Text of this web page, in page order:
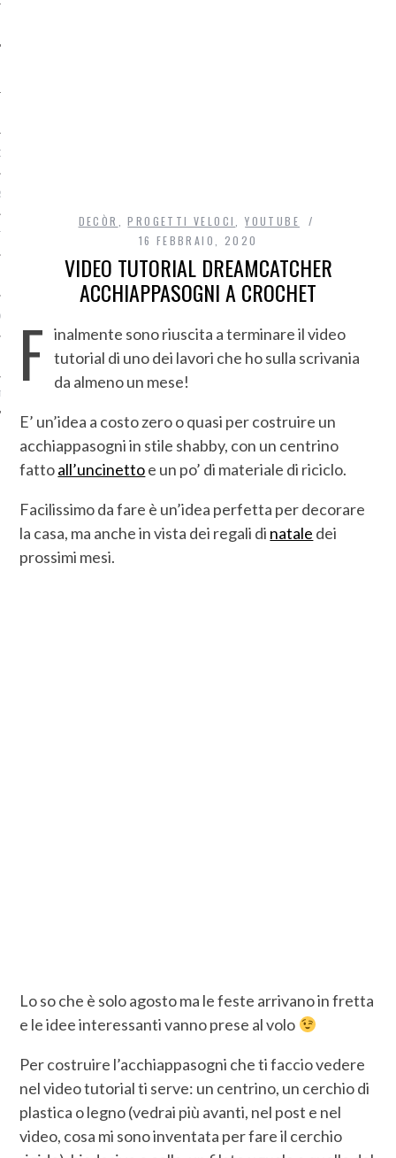
DI ACCESSO AI DATI
DECÒR ,PROGETTI VELOCI ,YOUTUBE
16 FEBBRAIO, 2020
VIDEO TUTORIAL DREAMCATCHER
ACCHIAPPASOGNI A CROCHET
F
inalmente sono riuscita a terminare il video
tutorial di uno dei lavori che ho sulla scrivania
da almeno un mese!
E’ un’idea a costo zero o quasi per costruire un
acchiappasogni in stile shabby, con un centrino
fattoall’uncinettoe un po’ di materiale di riciclo.
Facilissimo da fare è un’idea perfetta per decorare
la casa, ma anche in vista dei regali di natale dei
prossimi mesi.
Lo so che è solo agosto ma le feste arrivano in fretta
e le idee interessanti vanno prese al volo
Per costruire l’acchiappasogni che ti faccio vedere
nel video tutorial ti serve: un centrino, un cerchio di
plastica o legno (vedrai più avanti, nel post e nel
video, cosa mi sono inventata per fare il cerchio